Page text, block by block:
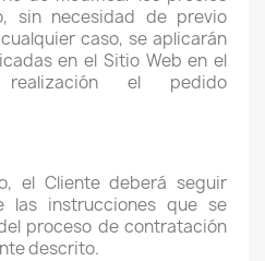
sin necesidad de previo
caso, se aplicarán
en el Sitio Web en el
el pedido
el Cliente deberá seguir
instrucciones que se
proceso de contratación
descrito.